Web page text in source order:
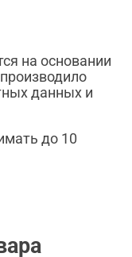
на основании
данных и
до 10